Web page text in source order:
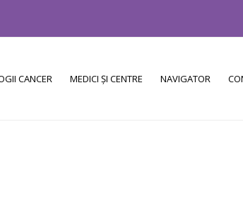
CANCER MEDICI ȘI CENTRE NAVIGATOR